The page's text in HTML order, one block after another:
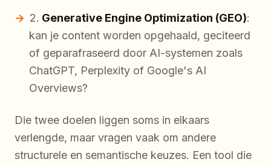
Generative Engine Optimization (GEO):
kan je content worden opgehaald, geciteerd
of geparafraseerd door AI-systemen zoals
ChatGPT, Perplexity of Google's AI
Overviews?
Die twee doelen liggen soms in elkaars
verlengde, maar vragen vaak om andere
structurele en semantische keuzes. Een tool die